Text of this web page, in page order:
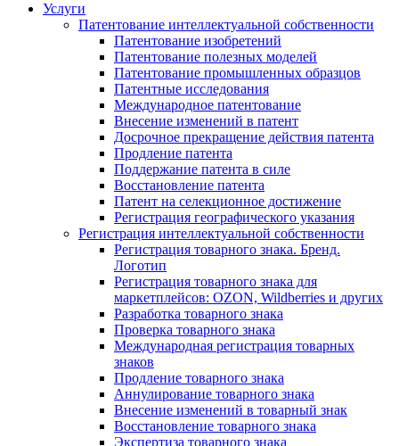
Услуги
Патентование интеллектуальной собственности
Патентование изобретений
Патентование полезных моделей
Патентование промышленных образцов
Патентные исследования
Международное патентование
Внесение изменений в патент
Досрочное прекращение действия патента
Продление патента
Поддержание патента в силе
Восстановление патента
Патент на селекционное достижение
Регистрация географического указания
Регистрация интеллектуальной собственности
Регистрация товарного знака. Бренд.
Логотип
Регистрация товарного знака для
маркетплейсов: OZON, Wildberries и других
Разработка товарного знака
Проверка товарного знака
Международная регистрация товарных
знаков
Продление товарного знака
Аннулирование товарного знака
Внесение изменений в товарный знак
Восстановление товарного знака
Экспертиза товарного знака